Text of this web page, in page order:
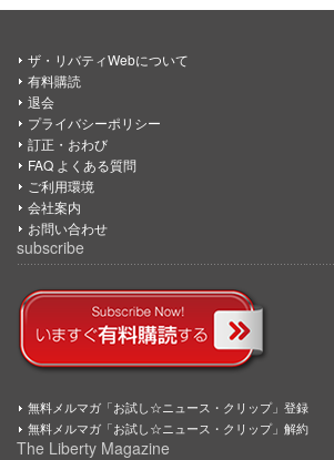
ザ・リバティWebについて
有料購読
退会
プライバシーポリシー
訂正・おわび
FAQ よくある質問
ご利用環境
会社案内
お問い合わせ
subscribe
無料メルマガ「お試し☆ニュース・クリップ」登録
無料メルマガ「お試し☆ニュース・クリップ」解約
The Liberty Magazine